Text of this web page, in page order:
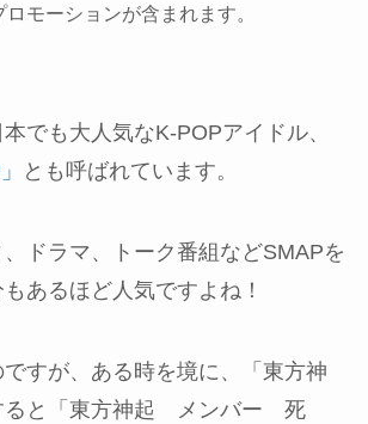
モーションが含まれます。
でも大人気なK-POPアイドル、
とも呼ばれています。
ドラマ、トーク番組などSMAPを
あるほど人気ですよね！
すが、ある時を境に、「東方神
ると「東方神起 メンバー 死